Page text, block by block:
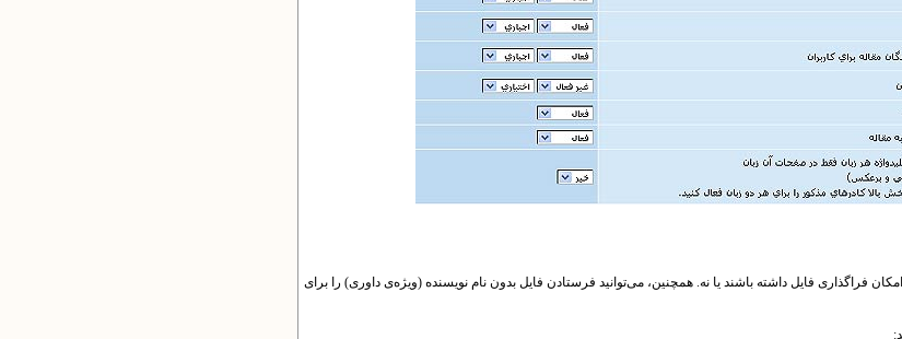
فراگذاری فایل داشته باشند یا نه. همچنین، می‌توانید فرستادن فایل بدون نام نویسنده (ویژه‌ی داوری) را برای